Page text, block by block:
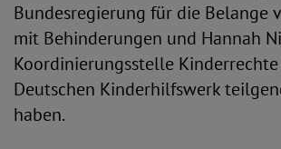
Bundesregierung für die Belange
mit Behinderungen und Hannah
Koordinierungsstelle
Deutschen Kinderhilfswerk
haben.